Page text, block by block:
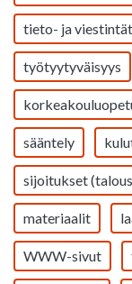
tieto- ja
työtyytyväisyys
sääntely
sijoitukset
materiaalit
WWW-sivut